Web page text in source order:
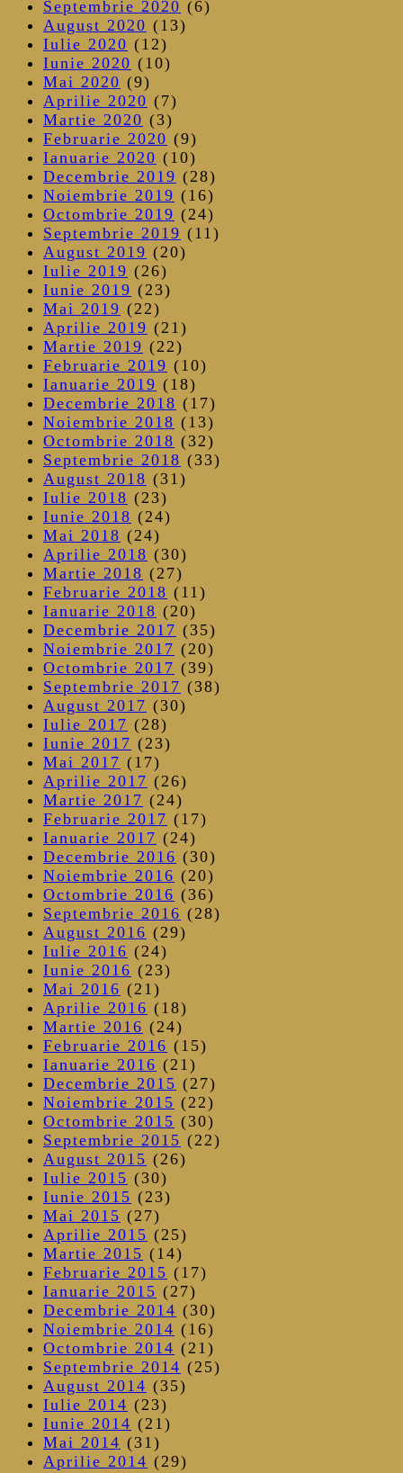
Septembrie 2020 (6)
August 2020 (13)
Iulie 2020 (12)
Iunie 2020 (10)
Mai 2020 (9)
Aprilie 2020 (7)
Martie 2020 (3)
Februarie 2020 (9)
Ianuarie 2020 (10)
Decembrie 2019 (28)
Noiembrie 2019 (16)
Octombrie 2019 (24)
Septembrie 2019 (11)
August 2019 (20)
Iulie 2019 (26)
Iunie 2019 (23)
Mai 2019 (22)
Aprilie 2019 (21)
Martie 2019 (22)
Februarie 2019 (10)
Ianuarie 2019 (18)
Decembrie 2018 (17)
Noiembrie 2018 (13)
Octombrie 2018 (32)
Septembrie 2018 (33)
August 2018 (31)
Iulie 2018 (23)
Iunie 2018 (24)
Mai 2018 (24)
Aprilie 2018 (30)
Martie 2018 (27)
Februarie 2018 (11)
Ianuarie 2018 (20)
Decembrie 2017 (35)
Noiembrie 2017 (20)
Octombrie 2017 (39)
Septembrie 2017 (38)
August 2017 (30)
Iulie 2017 (28)
Iunie 2017 (23)
Mai 2017 (17)
Aprilie 2017 (26)
Martie 2017 (24)
Februarie 2017 (17)
Ianuarie 2017 (24)
Decembrie 2016 (30)
Noiembrie 2016 (20)
Octombrie 2016 (36)
Septembrie 2016 (28)
August 2016 (29)
Iulie 2016 (24)
Iunie 2016 (23)
Mai 2016 (21)
Aprilie 2016 (18)
Martie 2016 (24)
Februarie 2016 (15)
Ianuarie 2016 (21)
Decembrie 2015 (27)
Noiembrie 2015 (22)
Octombrie 2015 (30)
Septembrie 2015 (22)
August 2015 (26)
Iulie 2015 (30)
Iunie 2015 (23)
Mai 2015 (27)
Aprilie 2015 (25)
Martie 2015 (14)
Februarie 2015 (17)
Ianuarie 2015 (27)
Decembrie 2014 (30)
Noiembrie 2014 (16)
Octombrie 2014 (21)
Septembrie 2014 (25)
August 2014 (35)
Iulie 2014 (23)
Iunie 2014 (21)
Mai 2014 (31)
Aprilie 2014 (29)